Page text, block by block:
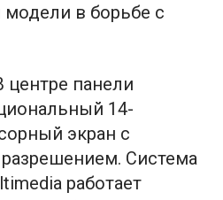
в борьбе с
центре панели
14-
экран с
Система
работает